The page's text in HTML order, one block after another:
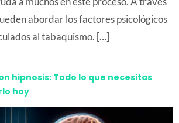
abordar los factores psicológicos
al tabaquismo. […]
hipnosis: Todo lo que necesitas
hoy